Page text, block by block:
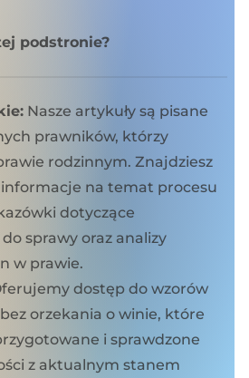
podstronie?
Nasze artykuły są pisane
prawników, którzy
rodzinnym. Znajdziesz
informacje na temat procesu
dotyczące
sprawy oraz analizy
w prawie.
dostęp do wzorów
orzekania o winie, które
i sprawdzone
z aktualnym stanem